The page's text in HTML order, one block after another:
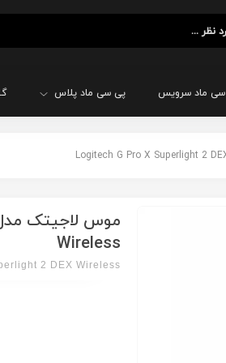
ماد سرویس پی سی ماد پلاس
Wireless
2 DEX Wireless